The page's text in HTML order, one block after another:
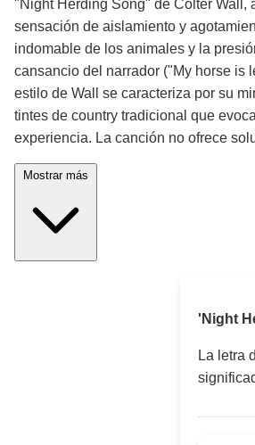
"Night Herding Song" de Colter Wall,
sensación de aislamiento y
indomable de los animales y la
cansancio del narrador ("My horse is
estilo de Wall se caracteriza por su
tintes de country tradicional que
experiencia. La canción no ofrece
'Night
La letra